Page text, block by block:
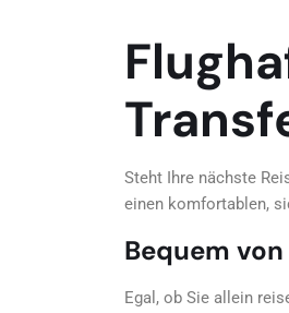
Steht Ihre nächste
einen komfortablen,
Bequem
Egal, ob Sie allein